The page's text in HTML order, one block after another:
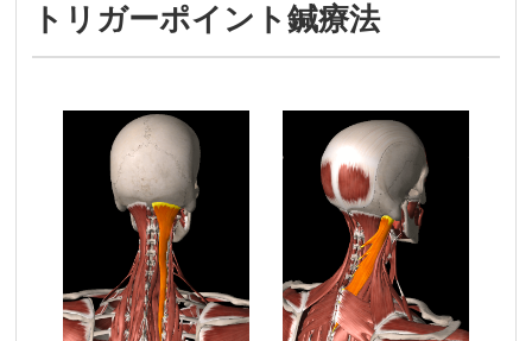
トリガーポイント鍼療法